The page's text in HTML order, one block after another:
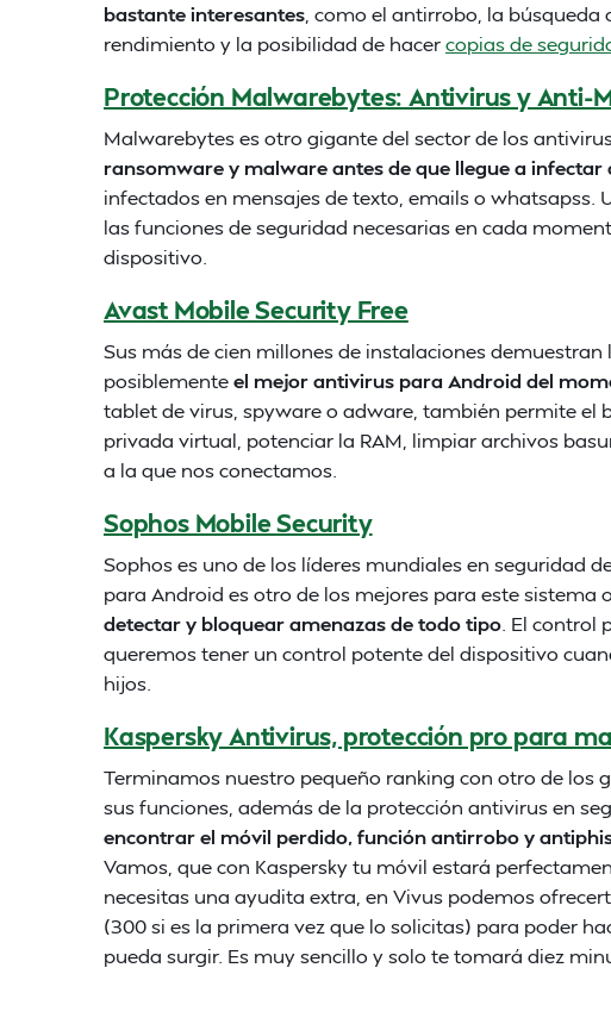
bastante interesantes , como el antirrobo, la
rendimiento y la posibilidad de hacercopias de
Protección Malwarebytes: Antivirus y Anti-
Malwarebytes es otro gigante del sector de los
ransomware y malware antes de que llegue a infectar
infectados en mensajes de texto, emails o whatsapss.
las funciones de seguridad necesarias en cada
dispositivo.
Avast Mobile Security Free
Sus más de cien millones de instalaciones demuestran
posiblementeel mejor antivirus para Android del
tablet de virus, spyware o adware, también permite el
privada virtual, potenciar la RAM, limpiar archivos
a la que nos conectamos.
Sophos Mobile Security
Sophos es uno de los líderes mundiales en seguridad
para Android es otro de los mejores para este sistema
detectar y bloquear amenazas de todo tipo . El
queremos tener un control potente del dispositivo
hijos.
Kaspersky Antivirus, protección pro para
Terminamos nuestro pequeño ranking con otro de los
sus funciones, además de la protección antivirus en
encontrar el móvil perdido, función antirrobo y
Vamos, que con Kaspersky tu móvil estará
necesitas una ayudita extra, en Vivus podemos
(300 si es la primera vez que lo solicitas) para poder
pueda surgir. Es muy sencillo y solo te tomará diez